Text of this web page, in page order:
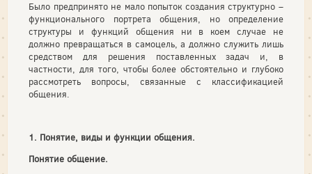
Было предпринято не мало попыток создания структурно –
функционального портрета общения, но определение
структуры и функций общения ни в коем случае не
должно превращаться в самоцель, а должно служить лишь
средством для решения поставленных задач и, в
частности, для того, чтобы более обстоятельно и глубоко
рассмотреть вопросы, связанные с классификацией
общения.
1. Понятие, виды и функции общения.
Понятие общение.